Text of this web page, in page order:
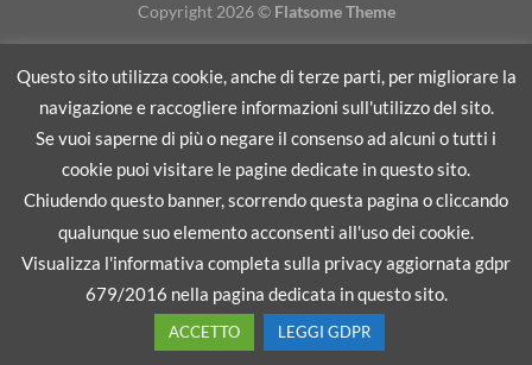
Copyright 2026 © Flatsome Theme
Questo sito utilizza cookie, anche di terze parti, per migliorare la
navigazione e raccogliere informazioni sull'utilizzo del sito.
Se vuoi saperne di più o negare il consenso ad alcuni o tutti i
cookie puoi visitare le pagine dedicate in questo sito.
Chiudendo questo banner, scorrendo questa pagina o cliccando
qualunque suo elemento acconsenti all'uso dei cookie.
Visualizza l'informativa completa sulla privacy aggiornata gdpr
679/2016 nella pagina dedicata in questo sito.
ACCETTO LEGGI GDPR
Recedere dal contratto qui